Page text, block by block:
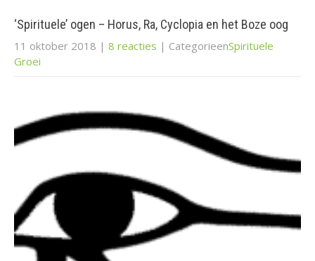
‘Spirituele’ ogen – Horus, Ra, Cyclopia en het Boze oog
11 oktober 2018 | 8 reacties | CategorieenSpirituele
Groei